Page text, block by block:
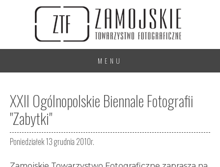
MENU
XXII Ogólnopolskie Biennale Fotografii
"Zabytki"
Poniedziałek 13 grudnia 2010r.